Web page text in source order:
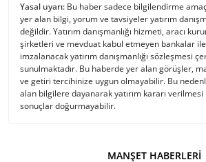
Yasal uyarı: Bu haber sadece bilgilendirme
yer alan bilgi, yorum ve tavsiyeler yatırım
değildir. Yatırım danışmanlığı hizmeti, aracı
şirketleri ve mevduat kabul etmeyen bankalar
imzalanacak yatırım danışmanlığı sözleşmesi
sunulmaktadır. Bu haberde yer alan görüşler,
ve getiri tercihinize uygun olmayabilir. Bu
alan bilgilere dayanarak yatırım kararı verilmesi
sonuçlar doğurmayabilir.
MANŞET HABERLERI